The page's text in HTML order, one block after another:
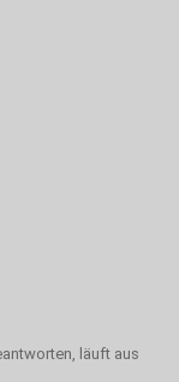
läuft aus